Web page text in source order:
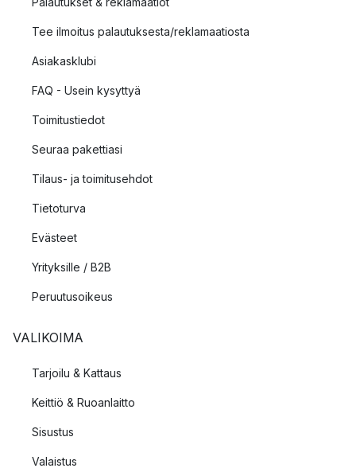
Tee ilmoitus palautuksesta/reklamaatiosta
Asiakasklubi
FAQ - Usein kysyttyä
Toimitustiedot
Seuraa pakettiasi
Tilaus- ja toimitusehdot
Tietoturva
Evästeet
Yrityksille / B2B
Peruutusoikeus
VALIKOIMA
Tarjoilu & Kattaus
Keittiö & Ruoanlaitto
Sisustus
Valaistus